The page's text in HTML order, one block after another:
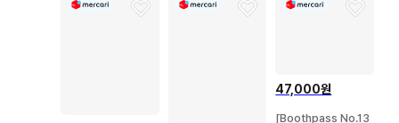
47,000원
[Boothpass No.13